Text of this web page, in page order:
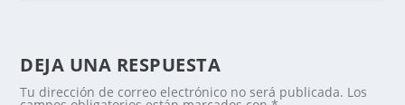
DEJA UNA RESPUESTA
Tu dirección de correo electrónico no será publicada. Los